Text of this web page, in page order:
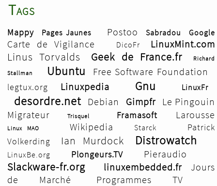
Tags
Mappy Pages Jaunes Postoo Sabradou Google
Carte de Vigilance DicoFr LinuxMint.com
Linus Torvalds Geek de France.fr
Richard
Stallman
Ubuntu Free Software Foundation
legtux.org Linuxpedia Gnu LinuxFr
desordre.net Debian Gimpfr
Le Pingouin
Migrateur
Trisquel Framasoft Larousse
Linux MAO Wikipedia Starck
Patrick
Volkerding
Ian Murdock Distrowatch
LinuxBe.org Plongeurs.TV Pieraudio
Slackware-fr.org linuxembedded.fr
Jours
de Marché
Programmes TV